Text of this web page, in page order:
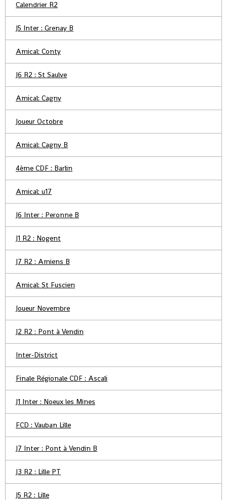
Calendrier R2
J5 Inter : Grenay B
Amical: Conty
J6 R2 : St Saulve
Amical: Cagny
Joueur Octobre
Amical: Cagny B
4ème CDF : Barlin
Amical: u17
J6 Inter : Peronne B
J1 R2 : Nogent
J7 R2 : Amiens B
Amical: St Fuscien
Joueur Novembre
J2 R2 : Pont à Vendin
Inter-District
Finale Régionale CDF : Ascali
J1 Inter : Noeux les Mines
FCD : Vauban Lille
J7 Inter : Pont à Vendin B
J3 R2 : Lille PT
J5 R2 : Lille